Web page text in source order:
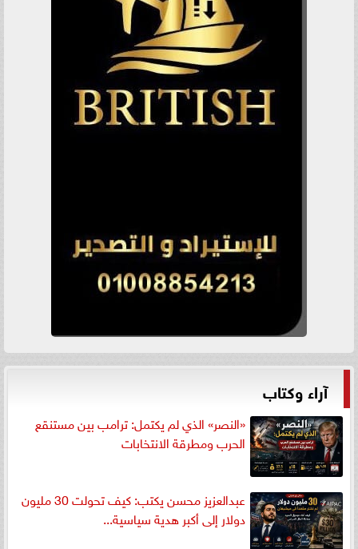
آراء وكتاب
«النصر» الذي لم يكتمل: ترامب بين مستنقع
الحرب ومطرقة الانتخابات
عبدالعزيز محسن يكتب: كيف تحولت 30 مليون
دولار إلى أكبر هدية سياسية...